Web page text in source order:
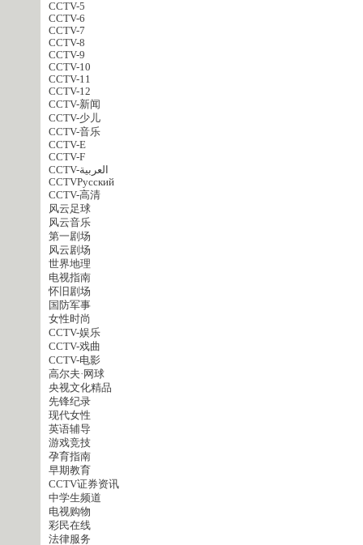
CCTV-5
CCTV-6
CCTV-7
CCTV-8
CCTV-9
CCTV-10
CCTV-11
CCTV-12
CCTV-新闻
CCTV-少儿
CCTV-音乐
CCTV-E
CCTV-F
CCTV-العربية
CCTVPусский
CCTV-高清
风云足球
风云音乐
第一剧场
风云剧场
世界地理
电视指南
怀旧剧场
国防军事
女性时尚
CCTV-娱乐
CCTV-戏曲
CCTV-电影
高尔夫·网球
央视文化精品
先锋纪录
现代女性
英语辅导
游戏竞技
孕育指南
早期教育
CCTV证券资讯
中学生频道
电视购物
彩民在线
法律服务